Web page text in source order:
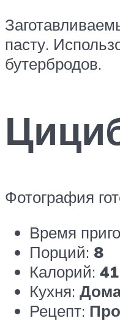
пасту.
бутербродов.
Фотография
Время
Порций: 8
Калорий:
Кухня:
Рецепт: